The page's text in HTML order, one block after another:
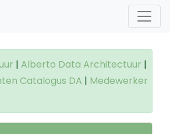
| Alberto Data Architectuur |
Catalogus DA | Medewerker